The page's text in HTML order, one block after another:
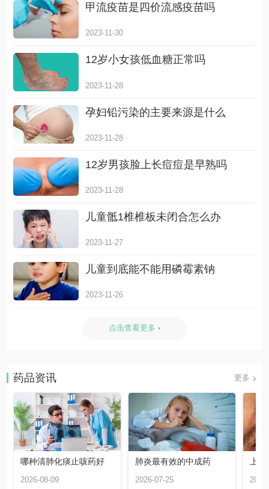
甲流疫苗是四价流感疫苗吗
2023-11-30
12岁小女孩低血糖正常吗
2023-11-28
孕妇铅污染的主要来源是什么
2023-11-28
12岁男孩脸上长痘痘是早熟吗
2023-11-28
儿童骶1椎椎板未闭合怎么办
2023-11-27
儿童到底能不能用磷霉素钠
2023-11-26
点击查看更多
药品资讯 更多
哪种清肺化痰止咳药好
2026-08-09
肺炎最有效的中成药
2026-07-25
上